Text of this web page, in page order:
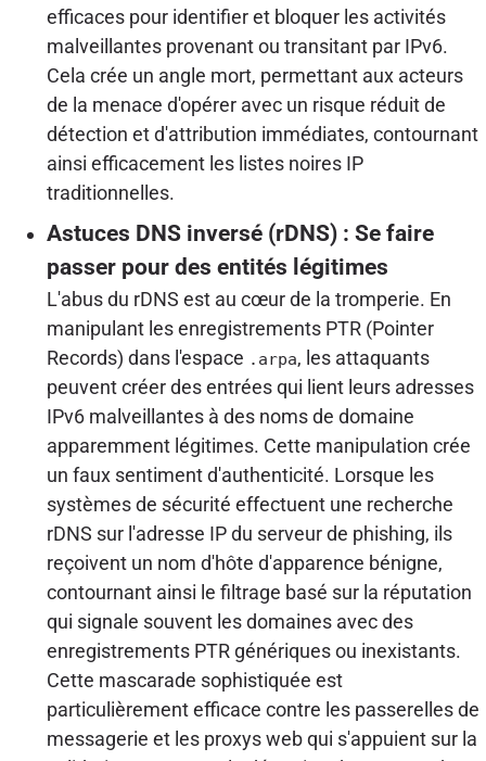
efficaces pour identifier et bloquer les activités
malveillantes provenant ou transitant par IPv6.
Cela crée un angle mort, permettant aux acteurs
de la menace d'opérer avec un risque réduit de
détection et d'attribution immédiates, contournant
ainsi efficacement les listes noires IP
traditionnelles.
Astuces DNS inversé (rDNS) : Se faire
passer pour des entités légitimes
L'abus du rDNS est au cœur de la tromperie. En
manipulant les enregistrements PTR (Pointer
Records) dans l'espace .arpa, les attaquants
peuvent créer des entrées qui lient leurs adresses
IPv6 malveillantes à des noms de domaine
apparemment légitimes. Cette manipulation crée
un faux sentiment d'authenticité. Lorsque les
systèmes de sécurité effectuent une recherche
rDNS sur l'adresse IP du serveur de phishing, ils
reçoivent un nom d'hôte d'apparence bénigne,
contournant ainsi le filtrage basé sur la réputation
qui signale souvent les domaines avec des
enregistrements PTR génériques ou inexistants.
Cette mascarade sophistiquée est
particulièrement efficace contre les passerelles de
messagerie et les proxys web qui s'appuient sur la